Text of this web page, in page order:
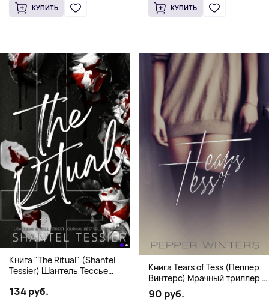
КУПИТЬ КУПИТЬ
Книга "The Ritual" (Shantel
Tessier) Шантель Тессье
романс бестселлер (18+)
134 руб.
Книга Tears of Tess (Пеппер
Винтерс) Мрачный триллер о
выживании и страсти (18+)
90 руб.